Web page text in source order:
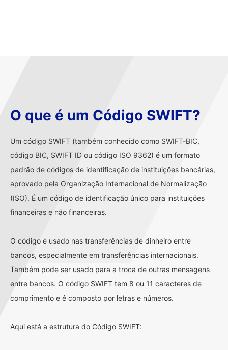
O que é um Código SWIFT?
Um código SWIFT (também conhecido como SWIFT-BIC,
código BIC, SWIFT ID ou código ISO 9362) é um formato
padrão de códigos de identificação de instituições bancárias,
aprovado pela Organização Internacional de Normalização
(ISO). É um código de identificação único para instituições
financeiras e não financeiras.
O código é usado nas transferências de dinheiro entre
bancos, especialmente em transferências internacionais.
Também pode ser usado para a troca de outras mensagens
entre bancos. O código SWIFT tem 8 ou 11 caracteres de
comprimento e é composto por letras e números.
Aqui está a estrutura do Código SWIFT: